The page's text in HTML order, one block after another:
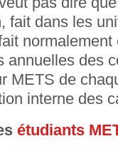
fait dans les
annuelles des
METS de
interne des
étudiants